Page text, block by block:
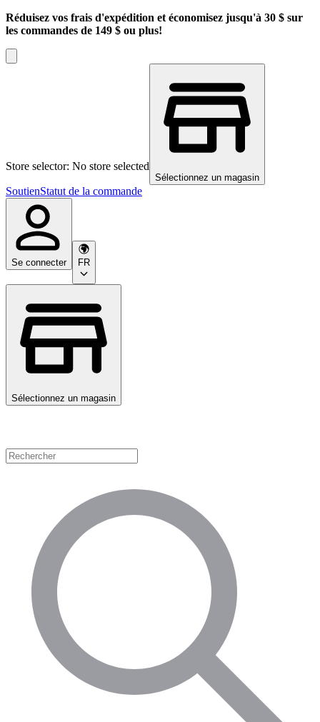
Réduisez vos frais d'expédition et économisez jusqu'à 30 $ sur
les commandes de 149 $ ou plus!
Store selector: No store selected
Sélectionnez un magasin
SoutienStatut de la commande
Se connecter FR
Sélectionnez un magasin